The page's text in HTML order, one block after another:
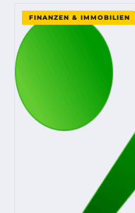
FINANZEN & IMMOBILIEN